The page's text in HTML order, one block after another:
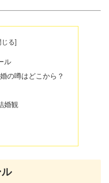
ル
の噂はどこから？
婚観